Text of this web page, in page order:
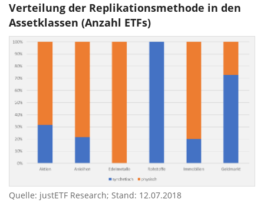
Verteilung der Replikationsmethode in den
Assetklassen (Anzahl ETFs)
Quelle: justETF Research; Stand: 12.07.2018